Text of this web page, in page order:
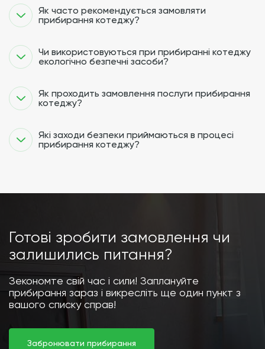
Як часто рекомендується замовляти
прибирання котеджу?
Чи використовуються при прибиранні котеджу
екологічно безпечні засоби?
Як проходить замовлення послуги прибирання
котеджу?
Які заходи безпеки приймаються в процесі
прибирання котеджу?
Готові зробити замовлення чи
залишились питання?
Зекономте свій час і сили! Заплануйте
прибирання зараз і викресліть ще один пункт з
вашого списку справ!
Забронювати прибирання